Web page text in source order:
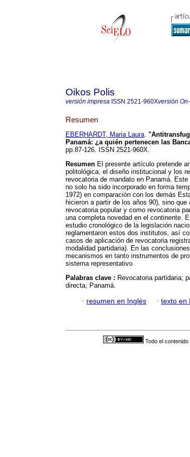
Oikos Polis
versión impresa ISSN 2521-960Xversión
Resumen
EBERHARDT, Maria Laura.
Panamá: ¿a quién pertenecen las
pp.87-126. ISSN 2521-960X.
Resumen El presente artículo pretende
politológica, el diseño institucional y los
revocatoria de mandato en Panamá.
no solo ha sido incorporado en forma
1972) en comparación con los demás
hicieron a partir de los años 90), sino
revocatoria popular y como revocatoria
una completa novedad en el continente.
estudio cronológico de la legislación
reglamentaron estos dos institutos, así
casos de aplicación de revocatoria
modalidad partidaria). En las
mecanismos en tanto instrumentos de
sistema representativo
Palabras clave : Revocatoria partidaria;
directa; Panamá.
· resumen en Inglés · texto en
Todo el